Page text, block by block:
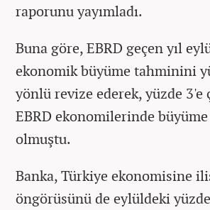
raporunu yayımladı.
Buna göre, EBRD geçen yıl
ekonomik büyüme tahminini
yönlü revize ederek, yüzde 3'e
EBRD ekonomilerinde
olmuştu.
Banka, Türkiye ekonomisine
öngörüsünü de eylüldeki